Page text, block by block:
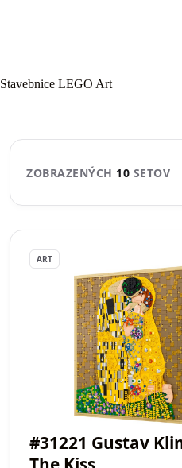
Stavebnice LEGO Art⁠
ZOBRAZENÝCH 10 SETOV
ART
#31221 Gustav